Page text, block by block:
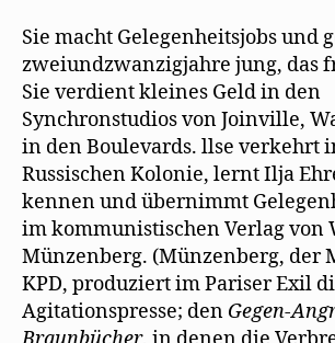
Sie macht Gelegenheitsjobs und
zweiundzwanzigjahre jung, das
Sie verdient kleines Geld in den
Synchronstudios von Joinville,
in den Boulevards. llse verkehrt
Russischen Kolonie, lernt Ilja
kennen und übernimmt
im kommunistischen Verlag von
Münzenberg. (Münzenberg, der
KPD, produziert im Pariser Exil
Agitationspresse; den Gegen-